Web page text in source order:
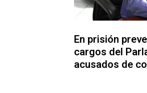
En prisión
cargos del
acusados de